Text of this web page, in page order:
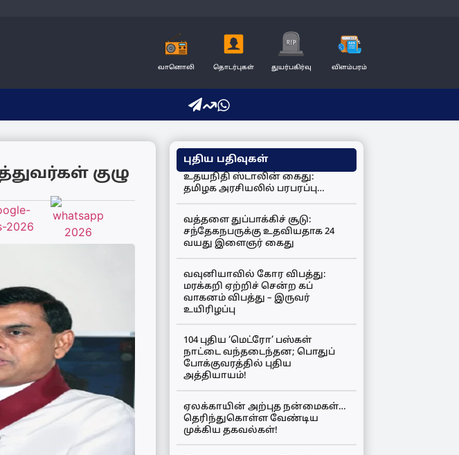
வானொலி தொடர்புகள் துயர்பகிர்வு விளம்பரம்
குழு
புதிய பதிவுகள்
உதயநிதி ஸ்டாலின் கைது:
தமிழக அரசியலில் பரபரப்பு…
வத்தளை துப்பாக்கிச் சூடு:
சந்தேகநபருக்கு உதவியதாக 24
வயது இளைஞர் கைது
வவுனியாவில் கோர விபத்து:
மரக்கறி ஏற்றிச் சென்ற கப்
வாகனம் விபத்து – இருவர்
உயிரிழப்பு
104 புதிய ‘மெட்ரோ’ பஸ்கள்
நாட்டை வந்தடைந்தன; பொதுப்
போக்குவரத்தில் புதிய
அத்தியாயம்!
ஏலக்காயின் அற்புத நன்மைகள்…
தெரிந்துகொள்ள வேண்டிய
முக்கிய தகவல்கள்!